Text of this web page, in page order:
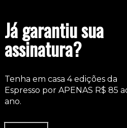
Já garantiu sua
assinatura?
Tenha em casa 4 edições da
Espresso por APENAS R$ 85
ano.
Coluna
Especiais
Análise